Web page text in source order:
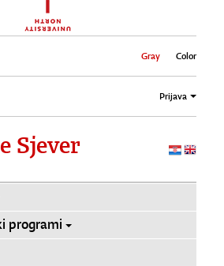
Color
Gray
Prijava
Sjever
programi